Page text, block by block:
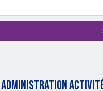
administration